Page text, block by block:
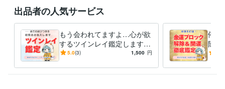
Excel:4年Word:4年ChatGPT:1年
得意分野
占い 【恋愛成就】叶えたい恋の縁結び
恋愛占い 占い 鑑定 恋 愛 恋愛成就 片思い 可能性
紫微斗数
数理術
占い 【復縁成就】諦めたくない気持ちを成就
復縁 占い 恋愛占い 恋愛成就 恋愛 縁結び 可能性 愛
恋
出品者の人気サービス
もう会われてますよ…心が欲
するツインレイ鑑定します
これからの人生のパートナー
5.0(3) 1,500 円
停滞
除＆
滞ら
を。